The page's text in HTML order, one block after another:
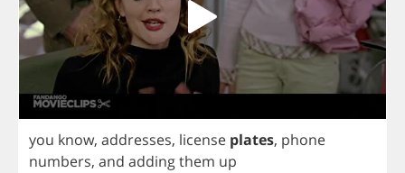
you know, addresses, license plates, phone
numbers, and addingthem up